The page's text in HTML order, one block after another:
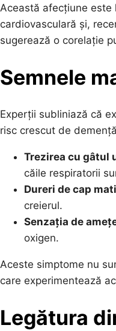
Această afecțiune
cardiovasculară și,
sugerează o corelație
Semnele
Experții subliniază că
risc crescut de
Trezirea cu gâtul
căile respiratorii
Dureri de cap
creierul.
Senzația de
oxigen.
Aceste simptome nu
care experimentează
Legătura